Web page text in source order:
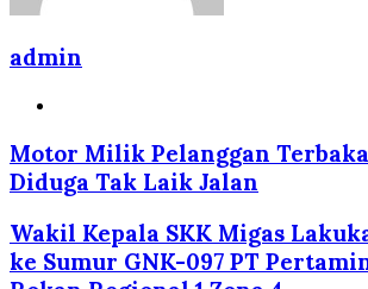
admin
Motor Milik Pelanggan
Diduga Tak Laik Jalan
Wakil Kepala SKK Migas
ke Sumur GNK-097 PT